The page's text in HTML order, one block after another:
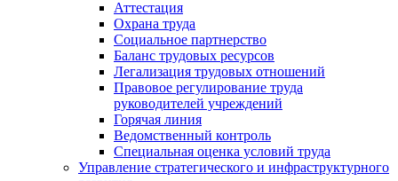
Аттестация
Охрана труда
Социальное партнерство
Баланс трудовых ресурсов
Легализация трудовых отношений
Правовое регулирование труда
руководителей учреждений
Горячая линия
Ведомственный контроль
Специальная оценка условий труда
Управление стратегического и инфраструктурного